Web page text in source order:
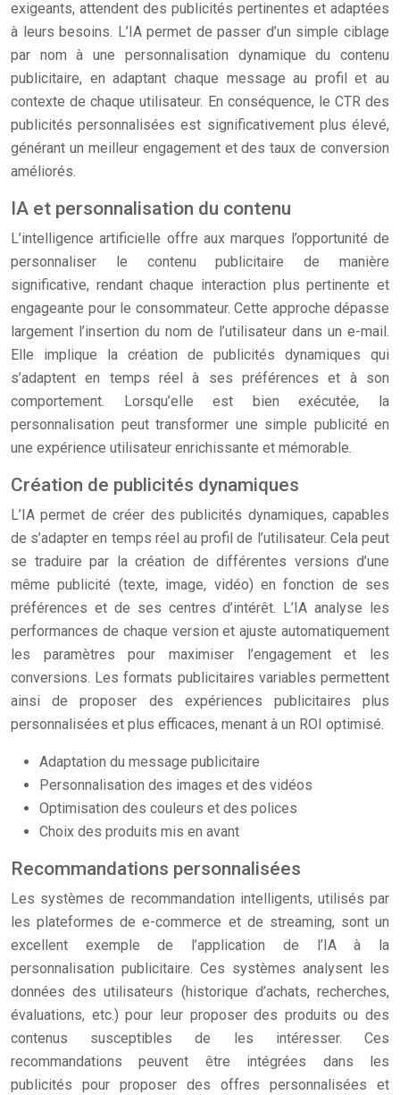
exigeants, attendent des publicités pertinentes et adaptées
à leurs besoins. L’IA permet de passer d’un simple ciblage
par nom à une personnalisation dynamique du contenu
publicitaire, en adaptant chaque message au profil et au
contexte de chaque utilisateur. En conséquence, le CTR des
publicités personnalisées est significativement plus élevé,
générant un meilleur engagement et des taux de conversion
améliorés.
IA et personnalisation du contenu
L’intelligence artificielle offre aux marques l’opportunité de
personnaliser le contenu publicitaire de manière
significative, rendant chaque interaction plus pertinente et
engageante pour le consommateur. Cette approche dépasse
largement l’insertion du nom de l’utilisateur dans un e-mail.
Elle implique la création de publicités dynamiques qui
s’adaptent en temps réel à ses préférences et à son
comportement. Lorsqu’elle est bien exécutée, la
personnalisation peut transformer une simple publicité en
une expérience utilisateur enrichissante et mémorable.
Création de publicités dynamiques
L’IA permet de créer des publicités dynamiques, capables
de s’adapter en temps réel au profil de l’utilisateur. Cela peut
se traduire par la création de différentes versions d’une
même publicité (texte, image, vidéo) en fonction de ses
préférences et de ses centres d’intérêt. L’IA analyse les
performances de chaque version et ajuste automatiquement
les paramètres pour maximiser l’engagement et les
conversions. Les formats publicitaires variables permettent
ainsi de proposer des expériences publicitaires plus
personnalisées et plus efficaces, menant à un ROI optimisé.
Adaptation du message publicitaire
Personnalisation des images et des vidéos
Optimisation des couleurs et des polices
Choix des produits mis en avant
Recommandations personnalisées
Les systèmes de recommandation intelligents, utilisés par
les plateformes de e-commerce et de streaming, sont un
excellent exemple de l’application de l’IA à la
personnalisation publicitaire. Ces systèmes analysent les
données des utilisateurs (historique d’achats, recherches,
évaluations, etc.) pour leur proposer des produits ou des
contenus susceptibles de les intéresser. Ces
recommandations peuvent être intégrées dans les
publicités pour proposer des offres personnalisées et